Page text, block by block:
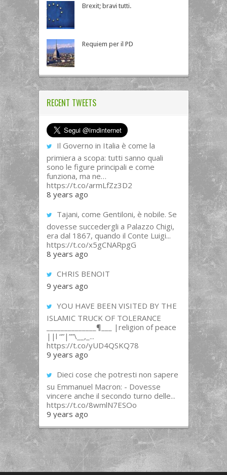
Brexit; bravi tutti.
Requiem per il PD
RECENT TWEETS
Il Governo in Italia è come la
primiera a scopa: tutti sanno quali
sono le figure principali e come
funziona, ma ne…
https://t.co/armLfZz3D2
8 years ago
Tajani, come Gentiloni, è nobile. Se
dovesse succedergli a Palazzo Chigi,
era dal 1867, quando il Conte Luigi...
https://t.co/x5gCNARpgG
8 years ago
CHRIS BENOIT
9 years ago
YOU HAVE BEEN VISITED BY THE
ISLAMIC TRUCK OF TOLERANCE
______________¶___ |religion of peace
||l “”|””\__,_...
https://t.co/yUD4QSKQ78
9 years ago
Dieci cose che potresti non sapere
su Emmanuel Macron: - Dovesse
vincere anche il secondo turno delle...
https://t.co/8wmlN7ESOo
9 years ago